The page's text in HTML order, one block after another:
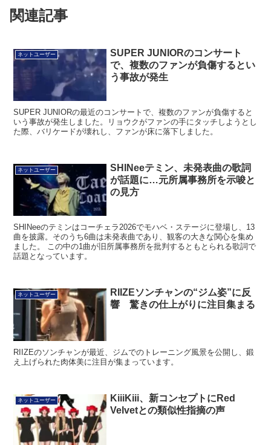
関連記事
ネットユーザー
SUPER JUNIORのコンサート
で、複数のファンが負傷するとい
う事故が発生
SUPER JUNIORの最近のコンサートで、複数のファンが負傷すると
いう事故が発生しました。リョウクがファンの手にタッチしようとし
た際、バリケードが壊れし、ファンが床に落下しました。
ネットユーザー
SHINeeテミン、未発表曲の歌詞
が話題に…元所属事務所を示唆と
の見方
SHINeeのテミンはコーチェラ2026でモハベ・ステージに登場し、13
曲を披露。そのうち6曲は未発表曲であり、観客の大きな関心を集め
ました。 この中の1曲が旧所属事務所を批判するともとられる歌詞で
話題となっています。
ネットユーザー
RIIZEソンチャンの“ジム姿”に反
響 驚きの仕上がりに注目集まる
RIIZEのソンチャンが最近、ジムでのトレーニング風景を公開し、鍛
え上げられた肉体美に注目が集まっています。
ネットユーザー
KiiiKiii、新コンセプトにRed
Velvetとの類似性指摘の声